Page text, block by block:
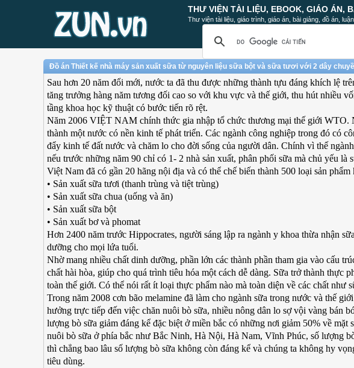
THƯ VIỆN TÀI LIỆU, EBOOK, GIÁO ÁN,
Thư viện tài liệu, giáo trình, giáo án, bài giảng, đồ án,
Đồ án Thiết kế nhà máy sản xuất sữa từ nguyên liệu sữa bột và sữa tươi với 2 dây
Sau hơn 20 năm đổi mới, nước ta đã thu được những thành tựu đáng khích lệ
tăng trưởng hàng năm tương đối cao so với khu vực và thế giới, thu hút nhiều
tầng khoa học kỹ thuật có bước tiến rõ rệt.
Năm 2006 VIỆT NAM chính thức gia nhập tổ chức thương mại thế giới WTO.
thành một nước có nền kinh tế phát triển. Các ngành công nghiệp trong đó có
đẩy kinh tế đất nước và chăm lo cho đời sống của người dân. Chính vì thế
nếu trước những năm 90 chỉ có 1- 2 nhà sản xuất, phân phối sữa mà chủ yếu là
Việt Nam đã có gần 20 hãng nội địa và có thể chế biến thành 500 loại sản
• Sản xuất sữa tươi (thanh trùng và tiệt trùng)
• Sản xuất sữa chua (uống và ăn)
• Sản xuất sữa bột
• Sản xuất bơ và phomat
Hơn 2400 năm trước Hippocrates, người sáng lập ra ngành y khoa thừa nhận
dưỡng cho mọi lứa tuổi.
Nhờ mang nhiều chất dinh dưỡng, phần lớn các thành phần tham gia vào cấu
chất hài hòa, giúp cho quá trình tiêu hóa một cách dễ dàng. Sữa trở thành thực
toàn thế giới. Có thể nói rất ít loại thực phẩm nào mà toàn diện về các chất như
Trong năm 2008 cơn bão melamine đã làm cho ngành sữa trong nước và thế
hưởng trực tiếp đến việc chăn nuôi bò sữa, nhiều nông dân lo sợ vội vàng bán
lượng bò sữa giảm đáng kể đặc biệt ở miền bắc có những nơi giảm 50% về
nuôi bò sữa ở phía bắc như Bắc Ninh, Hà Nội, Hà Nam, Vĩnh Phúc, số lượng
thì chẳng bao lâu số lượng bò sữa không còn đáng kể và chúng ta không hy
tiêu dùng.